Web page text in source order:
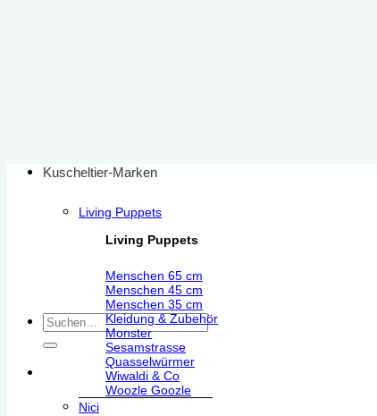
Suchen
Kuscheltier-Marken
Living Puppets
Living Puppets
Menschen 65 cm
Menschen 45 cm
Menschen 35 cm
Kleidung & Zubehör
Monster
Sesamstrasse
Quasselwürmer
Wiwaldi & Co
Woozle Goozle
Nici